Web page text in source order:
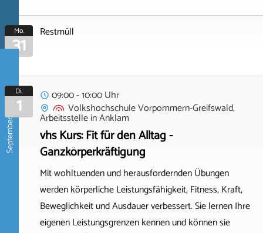
Mo.
31 Restmüll
September 2026
Di.
1
09:00 - 10:00 Uhr
Volkshochschule Vorpommern-Greifswald,
ArbeitsstelleinAnklam
vhs Kurs: Fit für den Alltag -
Ganzkörperkräftigung
Mit wohltuenden und herausfordernden Übungen
werden körperliche Leistungsfähigkeit, Fitness, Kraft,
Beweglichkeit und Ausdauer verbessert. Sie lernen Ihre
eigenen Leistungsgrenzen kennen und können sie